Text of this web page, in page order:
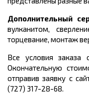
Дополнительный
вулканитом,
торцевание, монтаж
Все условия заказа
Окончательную
отправив заявку с
(727) 317-28-68.